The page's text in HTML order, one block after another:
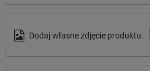
Dodaj własne zdjęcie produktu: